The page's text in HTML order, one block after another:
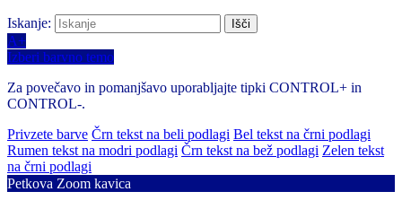
Iskanje:
A+
Izberi barvno temo
Za povečavo in pomanjšavo uporabljajte tipki CONTROL+ in
CONTROL-.
Privzete barve Črn tekst na beli podlagi Bel tekst na črni podlagi
Rumen tekst na modri podlagi Črn tekst na bež podlagi Zelen tekst
na črni podlagi
Petkova Zoom kavica